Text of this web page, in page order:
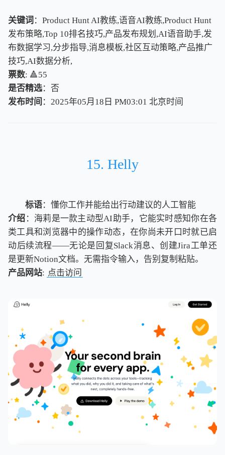
关键词 ：Product Hunt AI教练,语音AI教练,Product Hunt
发布策略,Top 10排名技巧,产品发布规划,AI语音助手,发
布数据学习,分步指导,消息模板,社区互动策略,产品推广
技巧,AI数据分析,
票数: 🔺55
是否精选：否
发布时间 ：2025年05月18日 PM03:01 北京时间
北京时间
15. Helly
标语：懂你工作并能给出行动建议的人工智能
介绍 ：海莉是一款主动型AI助手，它能实时感知你在各
类工具和浏览器中的操作动态，在你尚未开口时就已启
动后续流程——无论是回复Slack消息、创建Jira工单还
是更新Notion文档。无需指令输入，告别复制粘贴。
产品网站: 点击访问